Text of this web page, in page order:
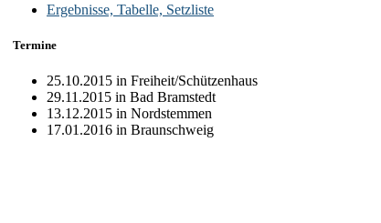
Ergebnisse, Tabelle, Setzliste
Termine
25.10.2015 in Freiheit/Schützenhaus
29.11.2015 in Bad Bramstedt
13.12.2015 in Nordstemmen
17.01.2016 in Braunschweig